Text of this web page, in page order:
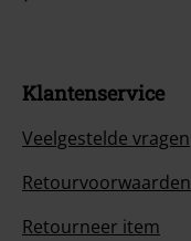
Klantenservice
Veelgestelde vragen
Retourvoorwaarden
Retourneer item